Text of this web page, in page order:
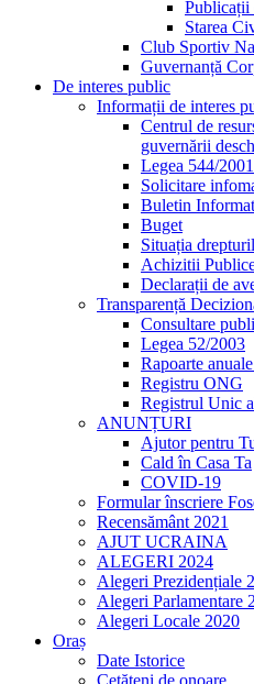
Publicații
Starea
Club Sportiv
Guvernanță
De interes public
Informații de interes
Centrul de
guvernării
Legea 544/2001
Solicitare
Buletin
Buget
Situația
Achizitii
Declarații de
Transparență
Consultare
Legea 52/2003
Rapoarte
Registru ONG
Registrul Unic
ANUNȚURI
Ajutor pentru
Cald în Casa Ta
COVID-19
Formular înscriere
Recensământ 2021
AJUT UCRAINA
ALEGERI 2024
Alegeri Prezidențiale
Alegeri Parlamentare
Alegeri Locale 2020
Oraș
Date Istorice
Cetățeni de onoare